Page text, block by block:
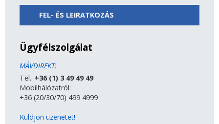
FEL- ÉS LEIRATKOZÁS
Ügyfélszolgálat
MÁVDIREKT:
Tel.: +36 (1) 3 49 49 49
Mobilhálózatról:
+36 (20/30/70) 499 4999
Küldjön üzenetet!